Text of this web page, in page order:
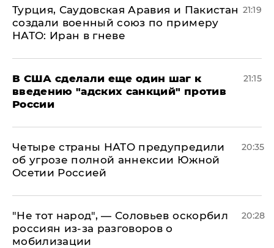
Турция, Саудовская Аравия и Пакистан
создали военный союз по примеру
НАТО: Иран в гневе
21:19
В США сделали еще один шаг к
введению "адских санкций" против
России
21:15
Четыре страны НАТО предупредили
об угрозе полной аннексии Южной
Осетии Россией
20:35
​"Не тот народ", — Соловьев оскорбил
россиян из-за разговоров о
мобилизации
20:28